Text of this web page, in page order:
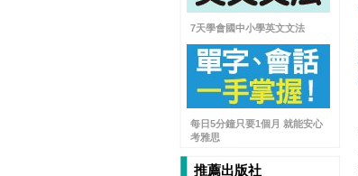
7天學會國中小學英文文法
每日5分鐘只要1個月 就能安心
考雅思
推薦出版社